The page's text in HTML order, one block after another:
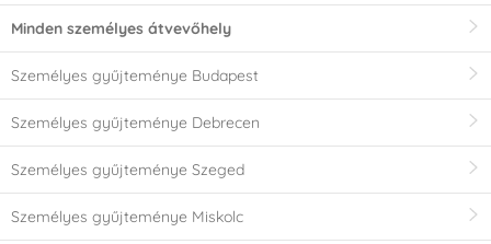
Minden személyes átvevőhely
Személyes gyűjteménye Budapest
Személyes gyűjteménye Debrecen
Személyes gyűjteménye Szeged
Személyes gyűjteménye Miskolc